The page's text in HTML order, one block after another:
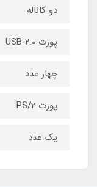
دو کاناله
پورت USB 2.0
چهار عدد
پورت PS/2
یک عدد